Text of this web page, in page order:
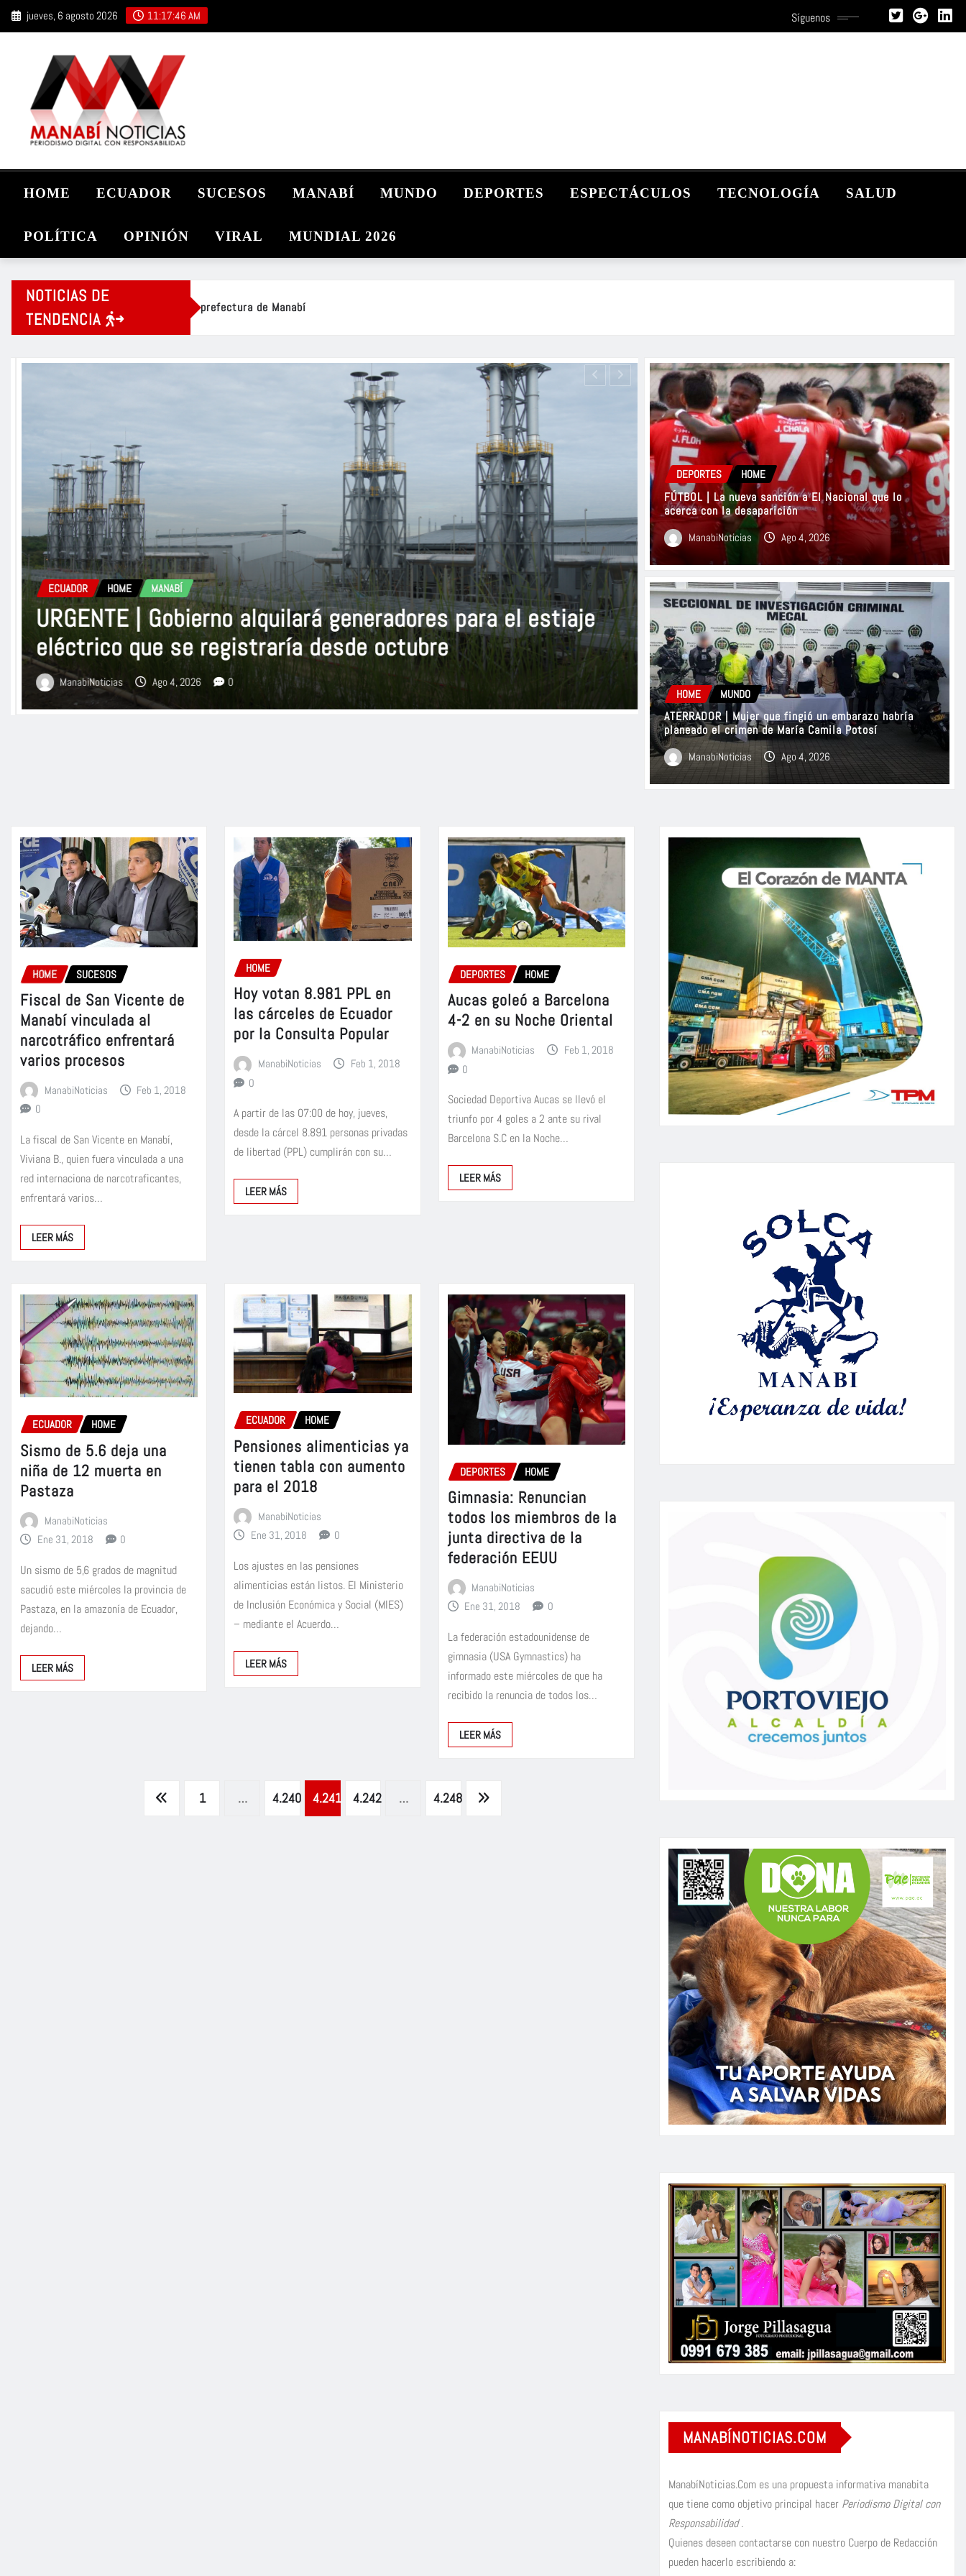
Saltar jueves, 6 agosto 2026 11:17:48 AM Síguenos
HOME ECUADOR SUCESOS MANABÍ MUNDO DEPORTES ESPECTÁCULOS TECNOLOGÍA SALUD
POLÍTICA OPINIÓN VIRAL MUNDIAL 2026
NOTICIAS DE
TENDENCIA
ECUADOR ESPECTÁCULOS HOME MANABÍ
Shyare Andrade, la candidata de Manabí que transforma
vidas con arte y autenticidad rumbo a Miss Universo
Ecuador 2026
ManabiNoticias Ago 4, 2026 0
HOME MANABÍ POLÍTICA
ATENCIÓN | Luisa González
inscribir su candidatura a la
ManabiNoticias Jul 30, 2026 0
DEPORTES HOME
FÚTBOL | La nueva sanción a El Nacional que lo
acerca con la desaparición
ManabiNoticias Ago 4, 2026
HOME MUNDO
ATERRADOR | Mujer que fingió un embarazo habría
planeado el crimen de María Camila Potosí
ManabiNoticias Ago 4, 2026
HOME SUCESOS
Fiscal de San Vicente de
Manabí vinculada al
narcotráfico enfrentará
varios procesos
ManabiNoticias
Feb 1, 2018
0
La fiscal de San Vicente en Manabí,
Viviana B., quien fuera vinculada a una
red internaciona de narcotraficantes,
enfrentará varios…
LEER MÁS
HOME
Hoy votan 8.981 PPL en
las cárceles de Ecuador
por la Consulta Popular
ManabiNoticias
Feb 1, 2018
0
A partir de las 07:00 de hoy, jueves,
desde la cárcel 8.891 personas privadas
de libertad (PPL) cumplirán con su…
LEER MÁS
DEPORTES HOME
Aucas goleó a Barcelona
4-2 en su Noche Oriental
ManabiNoticias
Feb 1, 2018
0
Sociedad Deportiva Aucas se llevó el
triunfo por 4 goles a 2 ante su rival
Barcelona S.C en la Noche…
LEER MÁS
ECUADOR HOME
Sismo de 5.6 deja una
niña de 12 muerta en
Pastaza
ManabiNoticias
Ene 31, 2018
0
Un sismo de 5,6 grados de magnitud
sacudió este miércoles la provincia de
Pastaza, en la amazonía de Ecuador,
dejando…
LEER MÁS
ECUADOR HOME
Pensiones alimenticias ya
tienen tabla con aumento
para el 2018
ManabiNoticias
Ene 31, 2018
0
Los ajustes en las pensiones
alimenticias están listos. El Ministerio
de Inclusión Económica y Social (MIES)
– mediante el Acuerdo…
LEER MÁS
DEPORTES HOME
Gimnasia: Renuncian
todos los miembros de la
junta directiva de la
federación EEUU
ManabiNoticias
Ene 31, 2018
0
La federación estadounidense de
gimnasia (USA Gymnastics) ha
informado este miércoles de que ha
recibido la renuncia de todos los…
LEER MÁS
1 … 4.240 4.241 4.242 … 4.248
MANABÍNOTICIAS.COM
ManabíNoticias.Com es una propuesta informativa manabita
que tiene como objetivo principal hacer Periodismo Digital con
Responsabilidad.
Quienes deseen contactarse con nuestro Cuerpo de Redacción
pueden hacerlo escribiendo a: